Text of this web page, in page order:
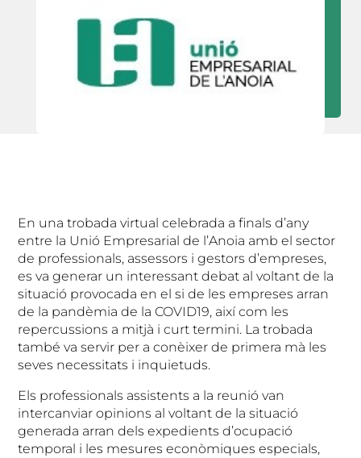
En una trobada virtual celebrada a finals d’any
entre la Unió Empresarial de l’Anoia amb el sector
de professionals, assessors i gestors d’empreses,
es va generar un interessant debat al voltant de la
situació provocada en el si de les empreses arran
de la pandèmia de la COVID19, així com les
repercussions a mitjà i curt termini. La trobada
també va servir per a conèixer de primera mà les
seves necessitats i inquietuds.
Els professionals assistents a la reunió van
intercanviar opinions al voltant de la situació
generada arran dels expedients d’ocupació
temporal i les mesures econòmiques especials,